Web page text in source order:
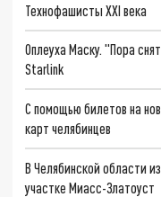
Технофашисты XXI века
Оплеуха Маску. "Пора
Starlink
С помощью билетов на
карт челябинцев
В Челябинской области
участке Миасс-Златоуст